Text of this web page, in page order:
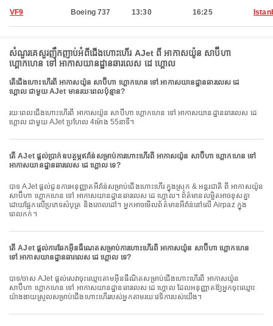
VF9 Boeing 737 13:30 16:25
សំណួរគេសួរញឹកញាប់អំពីជើងហោះហើរ AJet ពី អាកាសយ៉ូន សាប៊ីហា
ហ្គោកហេន ទៅ អាកាសយានដ្ឋានឆារលេស ដេ ហ្គោល
តើជើងហោះហើរពី អាកាសយ៉ូន សាប៊ីហា ហ្គោកហេន ទៅ អាកាសយានដ្ឋានឆារលេស ដេ
ហ្គោល ជាមួយ AJet មានរយៈពេលប៉ុន្មាន?
រយៈពេលជើងហោះហើរពី អាកាសយ៉ូន សាប៊ីហា ហ្គោកហេន ទៅ អាកាសយានដ្ឋានឆារលេស ដេ
ហ្គោល ជាមួយ AJet ប្រហែល 4ម៉ោង 55នាទី។
តើ AJet ផ្តល់ប្រាក់ឧបត្ថម្ភឥវ៉ាន់សម្រាប់ការហោះហើរពី អាកាសយ៉ូន សាប៊ីហា ហ្គោកហេន ទៅ
អាកាសយានដ្ឋានឆារលេស ដេ ហ្គោល ទេ?
បាទ AJet ផ្តល់ជូនការអនុញ្ញាតអីវ៉ាន់សម្រាប់ជើងហោះហើរ ក្នុងស្រុក & អន្តរជាតិ ពី អាកាសយ៉ូន
សាប៊ីហា ហ្គោកហេន ទៅ អាកាសយានដ្ឋានឆារលេស ដេ ហ្គោល។ ព័ត៌មានលម្អិតអាចខុសគ្នា
ដោយផ្អែកលើប្រភេទសំបុត្រ និងគោលដៅ។ អ្នកអាចមើលព័ត៌មានអីវ៉ាន់នៅលើ Airpaz ក្នុង
ពេលកក់។
តើ AJet ផ្តល់ការឆែកអ៊ីនធឺណេតសម្រាប់ការហោះហើរពី អាកាសយ៉ូន សាប៊ីហា ហ្គោកហេន
ទៅ អាកាសយានដ្ឋានឆារលេស ដេ ហ្គោល ទេ?
បាទ/ចាស AJet ផ្តល់សេវាចុះឈ្មោះតាមអ៊ីនធឺណិតសម្រាប់ជើងហោះហើរពី អាកាសយ៉ូន
សាប៊ីហា ហ្គោកហេន ទៅ អាកាសយានដ្ឋានឆារលេស ដេ ហ្គោល ដែលអនុញ្ញាតឱ្យអ្នកចុះឈ្មោះ
យ៉ាងងាយស្រួលសម្រាប់ជើងហោះហើររបស់អ្នកតាមរយៈវេទិការបស់យើង។